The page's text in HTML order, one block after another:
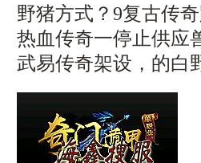
野猪方式？9复古传
热血传奇一停止供应
武易传奇架设，的白